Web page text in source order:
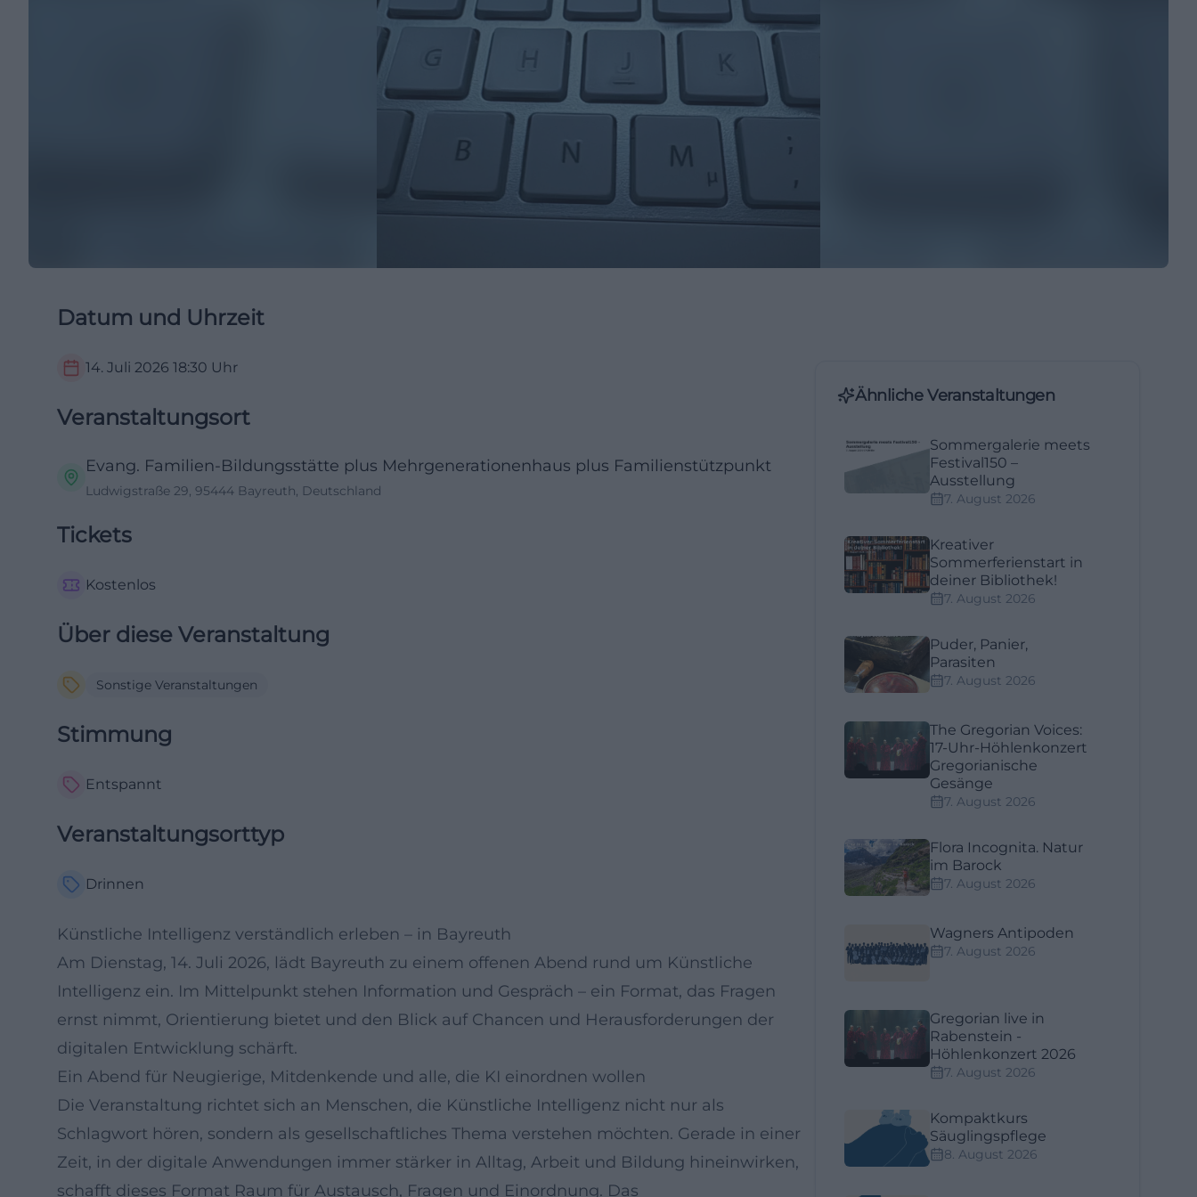
Datum und Uhrzeit
14. Juli 2026 18:30 Uhr
Veranstaltungsort
Evang. Familien-Bildungsstätte plus Mehrgenerationenhaus plus Familienstützpunkt
Ludwigstraße 29, 95444 Bayreuth, Deutschland
Tickets
Kostenlos
Über diese Veranstaltung
Sonstige Veranstaltungen
Stimmung
Entspannt
Veranstaltungsorttyp
Drinnen
Künstliche Intelligenz verständlich erleben – in Bayreuth
Am Dienstag, 14. Juli 2026, lädt Bayreuth zu einem offenen Abend rund um Künstliche
Intelligenz ein. Im Mittelpunkt stehen Information und Gespräch – ein Format, das Fragen
ernst nimmt, Orientierung bietet und den Blick auf Chancen und Herausforderungen der
digitalen Entwicklung schärft.
Ein Abend für Neugierige, Mitdenkende und alle, die KI einordnen wollen
Die Veranstaltung richtet sich an Menschen, die Künstliche Intelligenz nicht nur als
Schlagwort hören, sondern als gesellschaftliches Thema verstehen möchten. Gerade in einer
Zeit, in der digitale Anwendungen immer stärker in Alltag, Arbeit und Bildung hineinwirken,
schafft dieses Format Raum für Austausch, Fragen und Einordnung. Das
Ähnliche Veranstaltungen
Sommergalerie meets
Festival150 –
Ausstellung
7. August 2026
Kreativer
Sommerferienstart in
deiner Bibliothek!
7. August 2026
Puder, Panier,
Parasiten
7. August 2026
The Gregorian Voices:
17-Uhr-Höhlenkonzert
Gregorianische
Gesänge
7. August 2026
Flora Incognita. Natur
im Barock
7. August 2026
Wagners Antipoden
7. August 2026
Gregorian live in
Rabenstein -
Höhlenkonzert 2026
7. August 2026
Kompaktkurs
Säuglingspflege
8. August 2026